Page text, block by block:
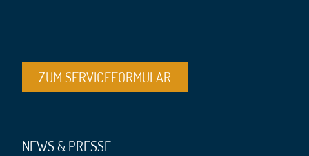
ZUM SERVICEFORMULAR
NEWS & PRESSE